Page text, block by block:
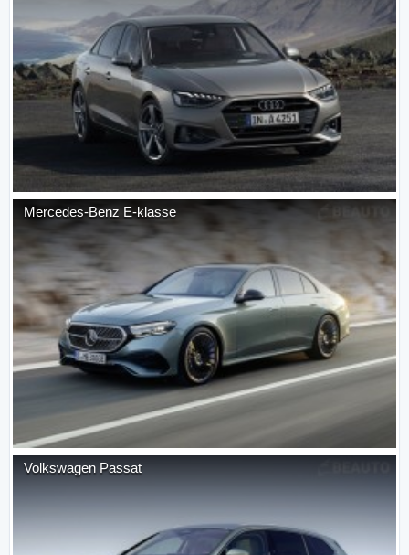
Mercedes-Benz E-klasse
Volkswagen Passat